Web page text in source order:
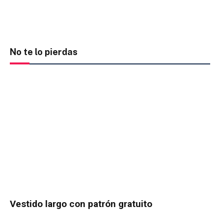
No te lo pierdas
Vestido largo con patrón gratuito